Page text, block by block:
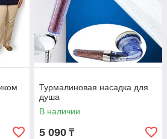
Турмалиновая насадка для
душа
В наличии
5 090 ₸